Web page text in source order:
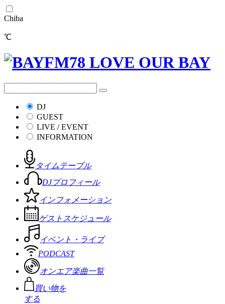
Chiba
℃
DJ
GUEST
LIVE / EVENT
INFORMATION
タイムテーブル
DJプロフィール
インフォメーション
ゲストスケジュール
イベント・ライブ
PODCAST
オンエア楽曲一覧
買い物を
する